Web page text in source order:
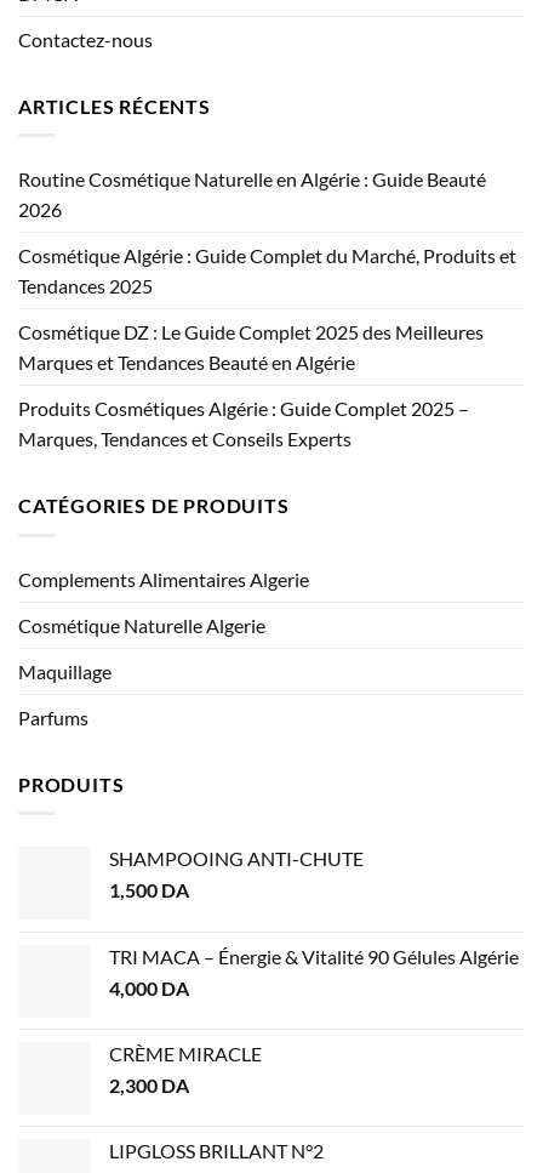
Contactez-nous
ARTICLES RÉCENTS
Routine Cosmétique Naturelle en Algérie : Guide Beauté
2026
Cosmétique Algérie : Guide Complet du Marché, Produits et
Tendances 2025
Cosmétique DZ : Le Guide Complet 2025 des Meilleures
Marques et Tendances Beauté en Algérie
Produits Cosmétiques Algérie : Guide Complet 2025 –
Marques, Tendances et Conseils Experts
CATÉGORIES DE PRODUITS
Complements Alimentaires Algerie
Cosmétique Naturelle Algerie
Maquillage
Parfums
PRODUITS
SHAMPOOING ANTI-CHUTE
1,500 DA
TRI MACA – Énergie & Vitalité 90 Gélules Algérie
4,000 DA
CRÈME MIRACLE
2,300 DA
LIPGLOSS BRILLANT N°2